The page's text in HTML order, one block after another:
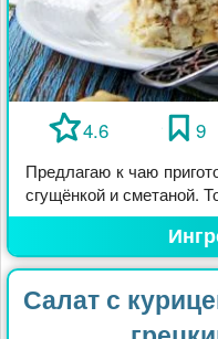
4.6 9
Предлагаю к чаю
сгущёнкой и сметаной.
Салат с